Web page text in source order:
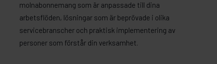
molnabonnemang som är anpassade till dina
arbetsflöden, lösningar som är beprövade i olika
servicebranscher och praktisk implementering av
personer som förstår din verksamhet.